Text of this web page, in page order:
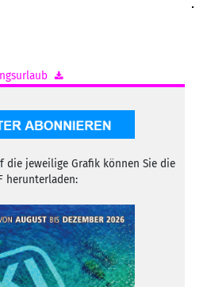
die jeweilige Grafik können Sie die
herunterladen: